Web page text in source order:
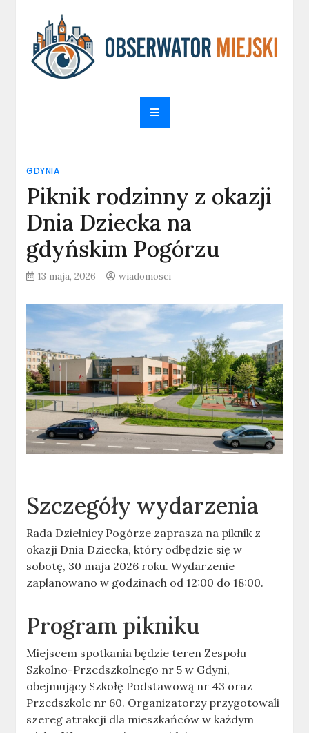
content
obserwatormiejski.pl
GDYNIA
Piknik rodzinny z okazji
Dnia Dziecka na
gdyńskim Pogórzu
13 maja, 2026 wiadomosci
Szczegóły wydarzenia
Rada Dzielnicy Pogórze zaprasza na piknik z
okazji Dnia Dziecka, który odbędzie się w
sobotę, 30 maja 2026 roku. Wydarzenie
zaplanowano w godzinach od 12:00 do 18:00.
Program pikniku
Miejscem spotkania będzie teren Zespołu
Szkolno-Przedszkolnego nr 5 w Gdyni,
obejmujący Szkołę Podstawową nr 43 oraz
Przedszkole nr 60. Organizatorzy przygotowali
szereg atrakcji dla mieszkańców w każdym